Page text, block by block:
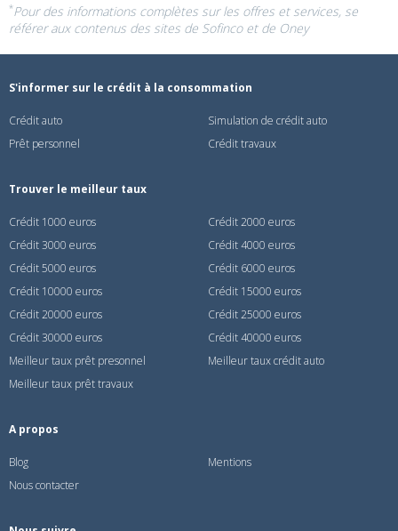
*Pour des informations complètes sur les offres et services, se
référer aux contenus des sites de Sofincoet de Oney
S'informer sur le crédit à la consommation
Crédit auto
Simulation de crédit auto
Prêt personnel
Crédit travaux
Trouver le meilleur taux
Crédit 1000 euros
Crédit 2000 euros
Crédit 3000 euros
Crédit 4000 euros
Crédit 5000 euros
Crédit 6000 euros
Crédit 10000 euros
Crédit 15000 euros
Crédit 20000 euros
Crédit 25000 euros
Crédit 30000 euros
Crédit 40000 euros
Meilleur taux prêt presonnel
Meilleur taux crédit auto
Meilleur taux prêt travaux
A propos
Blog
Mentions
Nous contacter